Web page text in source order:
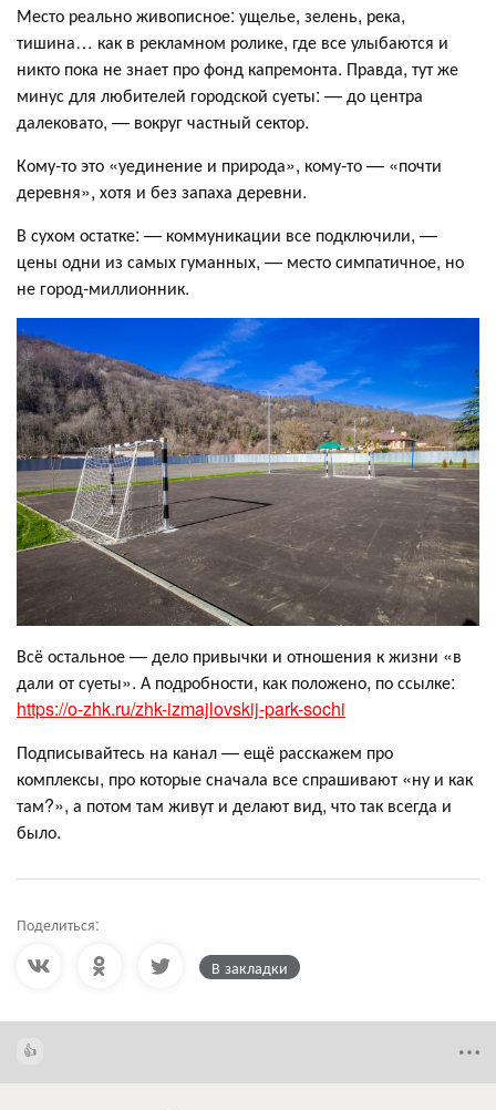
Место реально живописное: ущелье, зелень, река,
тишина… как в рекламном ролике, где все улыбаются и
никто пока не знает про фонд капремонта. Правда, тут же
минус для любителей городской суеты: — до центра
далековато, — вокруг частный сектор.
Кому‑то это «уединение и природа», кому-то — «почти
деревня», хотя и без запаха деревни.
В сухом остатке: — коммуникации все подключили, —
цены одни из самых гуманных, — место симпатичное, но
не город-миллионник.
Всё остальное — дело привычки и отношения к жизни «в
дали от суеты». А подробности, как положено, по ссылке:
https://o-zhk.ru/zhk-izmajlovskij-park-sochi
Подписывайтесь на канал — ещё расскажем про
комплексы, про которые сначала все спрашивают «ну и как
там?», а потом там живут и делают вид, что так всегда и
было.
Поделиться:
В закладки